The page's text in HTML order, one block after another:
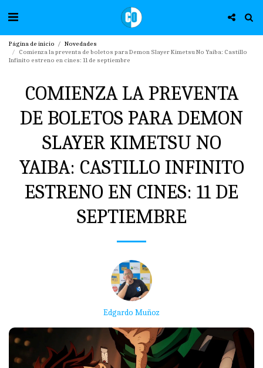
Página de inicio
Novedades
Comienza la preventa de boletos para Demon Slayer Kimetsu No Yaiba: Castillo
Infinito estreno en cines: 11 de septiembre
COMIENZA LA PREVENTA
DE BOLETOS PARA DEMON
SLAYER KIMETSU NO
YAIBA: CASTILLO INFINITO
ESTRENO EN CINES: 11 DE
SEPTIEMBRE
Edgardo Muñoz